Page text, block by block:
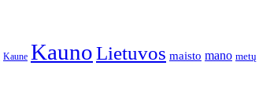
Kaune KaunoLietuvos maisto mano metų